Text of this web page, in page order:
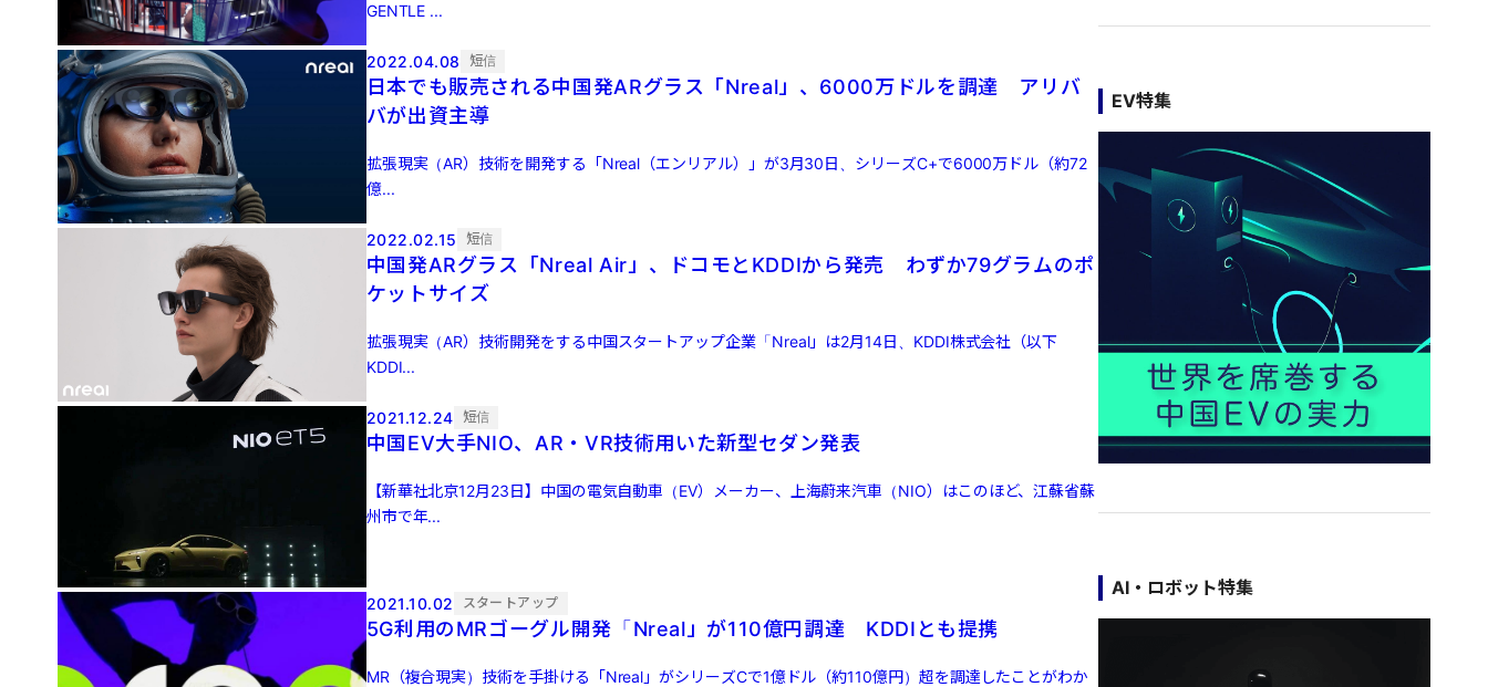
GENTLE ...
2022.04.08 短信
日本でも販売される中国発ARグラス「Nreal」、6000万ドルを調達 アリバ
バが出資主導
拡張現実（AR）技術を開発する「Nreal（エンリアル）」が3月30日、シリーズC+で6000万ドル（約72
億...
2022.02.15 短信
中国発ARグラス「Nreal Air」、ドコモとKDDIから発売 わずか79グラムのポ
ケットサイズ
拡張現実（AR）技術開発をする中国スタートアップ企業「Nreal」は2月14日、KDDI株式会社（以下
KDDI...
2021.12.24 短信
中国EV大手NIO、AR・VR技術用いた新型セダン発表
【新華社北京12月23日】中国の電気自動車（EV）メーカー、上海蔚来汽車（NIO）はこのほど、江蘇省蘇
州市で年...
2021.10.02 スタートアップ
5G利用のMRゴーグル開発「Nreal」が110億円調達 KDDIとも提携
MR（複合現実）技術を手掛ける「Nreal」がシリーズCで1億ドル（約110億円）超を調達したことがわか
EV特集
AI・ロボット特集